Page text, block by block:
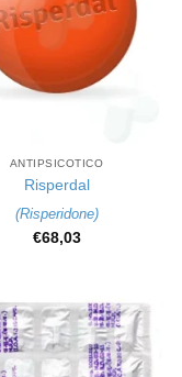
ANTIPSICOTICO
Risperdal
(Risperidone)
€68,03